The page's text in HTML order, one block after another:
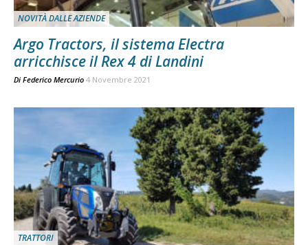
NOVITÀ DALLE AZIENDE
Argo Tractors, il sistema Electra
arricchisce il Rex 4 di Landini
Di Federico Mercurio 4 Novembre 2021
TRATTORI